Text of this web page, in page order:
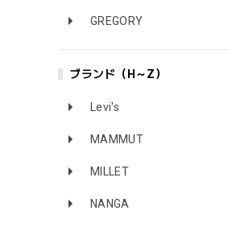
GREGORY
ブランド（H～Z）
Levi's
MAMMUT
MILLET
NANGA